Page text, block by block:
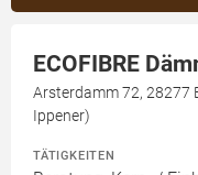
ECOFIBRE
Arsterdamm 72, 28277
Ippener)
TÄTIGKEITEN